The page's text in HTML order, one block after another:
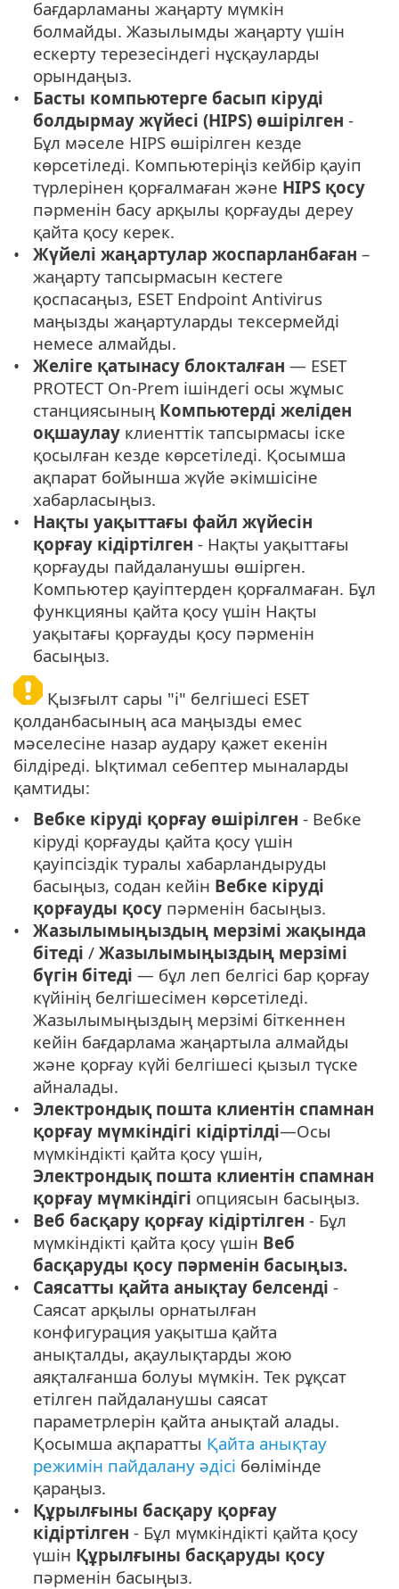
бағдарламаны жаңарту мүмкін
болмайды. Жазылымды жаңарту үшін
ескерту терезесіндегі нұсқауларды
орындаңыз.
Басты компьютерге басып кіруді
болдырмау жүйесі (HIPS) өшірілген-
Бұл мәселе HIPS өшірілген кезде
көрсетіледі. Компьютеріңіз кейбір қауіп
түрлерінен қорғалмаған және HIPS қосу
пәрменін басу арқылы қорғауды дереу
қайта қосу керек.
Жүйелі жаңартулар жоспарланбаған –
жаңарту тапсырмасын кестеге
қоспасаңыз, ESET Endpoint Antivirus
маңызды жаңартуларды тексермейді
немесе алмайды.
Желіге қатынасу блокталған — ESET
PROTECT On-Prem ішіндегі осы жұмыс
станциясының Компьютерді желіден
оқшаулау клиенттік тапсырмасы іске
қосылған кезде көрсетіледі. Қосымша
ақпарат бойынша жүйе әкімшісіне
хабарласыңыз.
Нақты уақыттағы файл жүйесін
қорғау кідіртілген - Нақты уақыттағы
қорғауды пайдаланушы өшірген.
Компьютер қауіптерден қорғалмаған. Бұл
функцияны қайта қосу үшін Нақты
уақытағы қорғауды қосу пәрменін
басыңыз.
Қызғылт сары "i" белгішесі ESET
қолданбасының аса маңызды емес
мәселесіне назар аудару қажет екенін
білдіреді. Ықтимал себептер мыналарды
қамтиды:
Вебке кіруді қорғау өшірілген - Вебке
кіруді қорғауды қайта қосу үшін
қауіпсіздік туралы хабарландыруды
басыңыз, содан кейін Вебке кіруді
қорғауды қосу пәрменін басыңыз.
Жазылымыңыздың мерзімі жақында
бітеді /Жазылымыңыздың мерзімі
бүгін бітеді — бұл леп белгісі бар қорғау
күйінің белгішесімен көрсетіледі.
Жазылымыңыздың мерзімі біткеннен
кейін бағдарлама жаңартыла алмайды
және қорғау күйі белгішесі қызыл түске
айналады.
Электрондық пошта клиентін спамнан
қорғау мүмкіндігі кідіртілді—Осы
мүмкіндікті қайта қосу үшін,
Электрондық пошта клиентін спамнан
қорғау мүмкіндігі опциясын басыңыз.
Веб басқару қорғау кідіртілген- Бұл
мүмкіндікті қайта қосу үшін Веб
басқаруды қосу пәрменін басыңыз.
Саясатты қайта анықтау белсенді-
Саясат арқылы орнатылған
конфигурация уақытша қайта
анықталды, ақаулықтарды жою
аяқталғанша болуы мүмкін. Тек рұқсат
етілген пайдаланушы саясат
параметрлерін қайта анықтай алады.
Қосымша ақпаратты Қайта анықтау
режимін пайдалану әдісі бөлімінде
қараңыз.
Құрылғыны басқару қорғау
кідіртілген- Бұл мүмкіндікті қайта қосу
үшін Құрылғыны басқаруды қосу
пәрменін басыңыз.